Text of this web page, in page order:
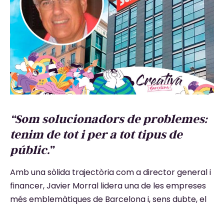
“Som solucionadors de problemes:
tenim de tot i per a tot tipus de
públic.”
Amb una sòlida trajectòria com a director general i
financer, Javier Morral lidera una de les empreses
més emblemàtiques de Barcelona i, sens dubte, el